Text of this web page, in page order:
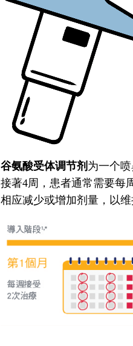
谷氨酸受体调节剂 为一个
接著4周，患者通常需要每
相应减少或增加剂量，以维